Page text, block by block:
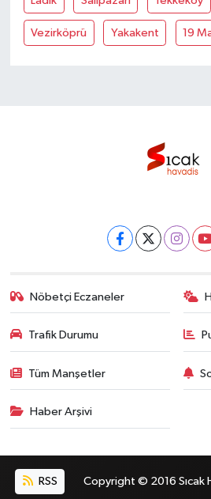
Vezirköprü Yakakent 19
Nöbetçi Eczaneler
Trafik Durumu
Tüm Manşetler
Haber Arşivi
RSS Copyright © 2016 Sıcak